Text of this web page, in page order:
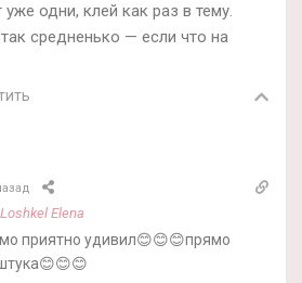
одни, клей как раз в тему.
средненько — если что на
Loshkel Elena
приятно удивил😊😊😊прямо